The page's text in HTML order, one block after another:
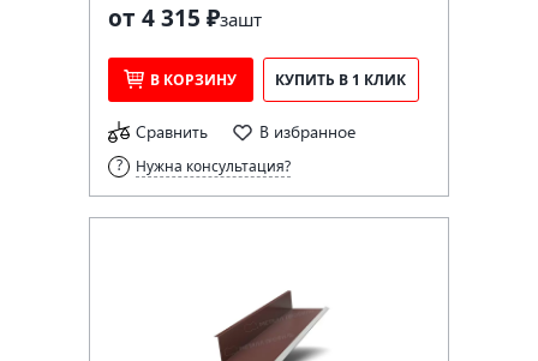
от 4 315 ₽зашт
В КОРЗИНУ КУПИТЬ В 1 КЛИК
Сравнить В избранное
Нужна консультация?